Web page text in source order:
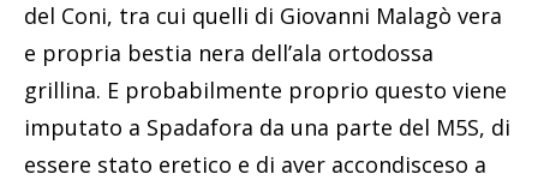
del Coni, tra cui quelli di Giovanni Malagò vera
e propria bestia nera dell’ala ortodossa
grillina. E probabilmente proprio questo viene
imputato a Spadafora da una parte del M5S, di
essere stato eretico e di aver accondisceso a